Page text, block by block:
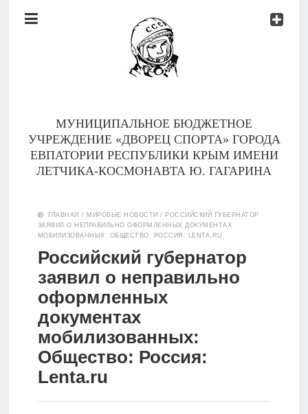
Документы
МУНИЦИПАЛЬНОЕ БЮДЖЕТНОЕ
УЧРЕЖДЕНИЕ «ДВОРЕЦ СПОРТА» ГОРОДА
ЕВПАТОРИИ РЕСПУБЛИКИ КРЫМ ИМЕНИ
ЛЕТЧИКА-КОСМОНАВТА Ю. ГАГАРИНА
Тренеры
Контакты
Новости
Родителям
О
нас
ГЛАВНАЯ / МИРОВЫЕ НОВОСТИ / РОССИЙСКИЙ ГУБЕРНАТОР
ЗАЯВИЛ О НЕПРАВИЛЬНО ОФОРМЛЕННЫХ ДОКУМЕНТАХ
МОБИЛИЗОВАННЫХ: ОБЩЕСТВО: РОССИЯ: LENTA.RU
Российский губернатор
заявил о неправильно
оформленных
документах
мобилизованных:
Общество: Россия:
Lenta.ru